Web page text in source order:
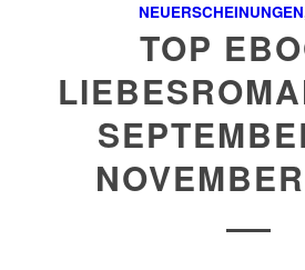
NEUERSCHEINUNGEN
TOP